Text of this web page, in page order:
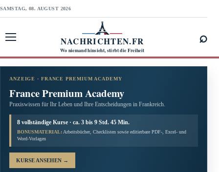
SAMSTAG, 08. AUGUST 2026
NACHRICHTEN.FR
Wo niemand hinsieht, stirbt die Freiheit
⌕
ANZEIGE · FRANCE PREMIUM ACADEMY
France Premium Academy
Praxiswissen für Ihr Leben und Ihre Entscheidungen in Frankreich.
8 vollständige Kurse · ca. 3 bis 9 Std. 45 Min.
BONUSMATERIAL: Arbeitsbücher, Checklisten sowie editierbare PDF-, Excel- und
Word-Vorlagen
KURSE ANSEHEN →